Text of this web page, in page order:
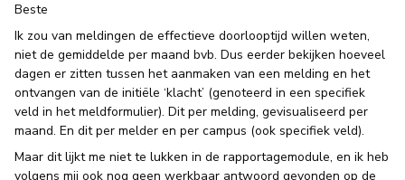
Beste
Ik zou van meldingen de effectieve doorlooptijd willen weten,
niet de gemiddelde per maand bvb. Dus eerder bekijken hoeveel
dagen er zitten tussen het aanmaken van een melding en het
ontvangen van de initiële ‘klacht’ (genoteerd in een specifiek
veld in het meldformulier). Dit per melding, gevisualiseerd per
maand. En dit per melder en per campus (ook specifiek veld).
Maar dit lijkt me niet te lukken in de rapportagemodule, en ik heb
volgens mij ook nog geen werkbaar antwoord gevonden op de